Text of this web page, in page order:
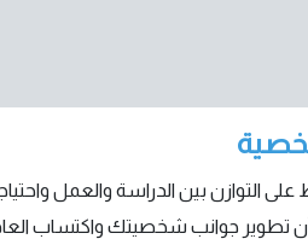
التوازن بين الدراسة والعمل
أن تطوير جوانب شخصيتك واكتساب